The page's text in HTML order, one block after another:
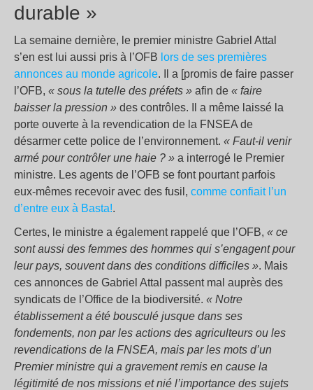
durable »
La semaine dernière, le premier ministre Gabriel Attal
s’en est lui aussi pris à l’OFB lors de ses premières
annonces au monde agricole. Il a [promis de faire passer
l’OFB, « sous la tutelle des préfets » afin de « faire
baisser la pression » des contrôles. Il a même laissé la
porte ouverte à la revendication de la FNSEA de
désarmer cette police de l’environnement. « Faut-il venir
armé pour contrôler une haie ? » a interrogé le Premier
ministre. Les agents de l’OFB se font pourtant parfois
eux-mêmes recevoir avec des fusil, comme confiait l’un
d’entre eux à Basta!.
Certes, le ministre a également rappelé que l’OFB, « ce
sont aussi des femmes des hommes qui s’engagent pour
leur pays, souvent dans des conditions difficiles ». Mais
ces annonces de Gabriel Attal passent mal auprès des
syndicats de l’Office de la biodiversité. « Notre
établissement a été bousculé jusque dans ses
fondements, non par les actions des agriculteurs ou les
revendications de la FNSEA, mais par les mots d’un
Premier ministre qui a gravement remis en cause la
légitimité de nos missions et nié l’importance des sujets